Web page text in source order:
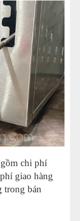
chi phí
giao hàng
trong bán